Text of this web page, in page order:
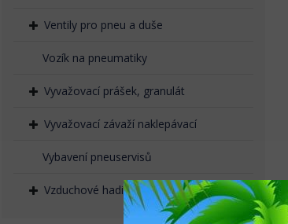
Ventily pro pneu a duše
Vozík na pneumatiky
Vyvažovací prášek, granulát
Vyvažovací závaží naklepávací
Vybavení pneuservisů
Vzduchové hadice, rychlospojky